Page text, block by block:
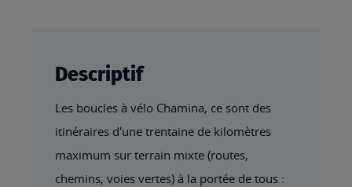
Descriptif
Les boucles à vélo Chamina, ce sont des
itinéraires d'une trentaine de kilomètres
maximum sur terrain mixte (routes,
chemins, voies vertes) à la portée de tous :